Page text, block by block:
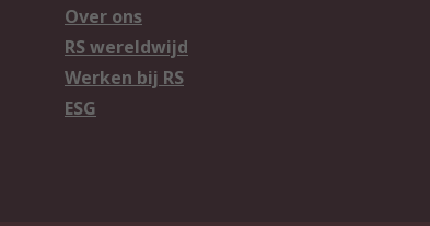
Over ons
RS wereldwijd
Werken bij RS
ESG